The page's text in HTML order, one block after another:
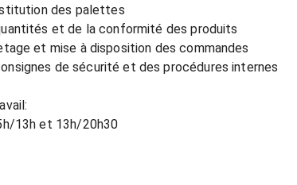
des palettes
et de la conformité des produits
et mise à disposition des commandes
de sécurité et des procédures internes
13h et 13h/20h30